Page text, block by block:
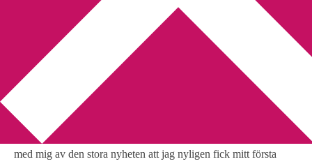
You are here: översättning Jag ska översätta en bok
Jag ska översätta en bok
byAnnika
Jag hade inte tänkt säga något men jag kan inte låta bli att dela
med mig av den stora nyheten att jag nyligen fick mitt första